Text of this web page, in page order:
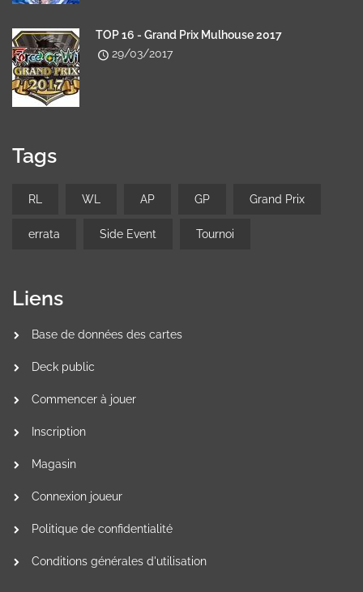
TOP 16 - Grand Prix Mulhouse 2017
29/03/2017
Tags
RL WL AP GP Grand Prix
errata Side Event Tournoi
Liens
Base de données des cartes
Deck public
Commencer à jouer
Inscription
Magasin
Connexion joueur
Politique de confidentialité
Conditions générales d'utilisation